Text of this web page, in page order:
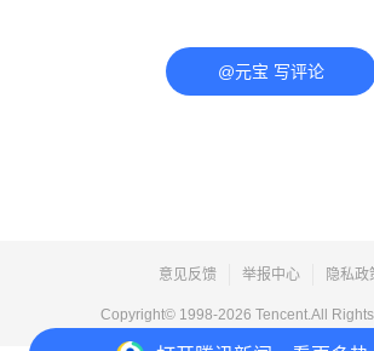
@元宝 写评论
意见反馈 举报中心 隐私政
Copyright© 1998-2026 Tencent.All